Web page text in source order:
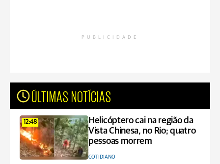
PUBLICIDADE
ÚLTIMAS NOTÍCIAS
12:48
Helicóptero cai na região da
Vista Chinesa, no Rio; quatro
pessoas morrem
COTIDIANO